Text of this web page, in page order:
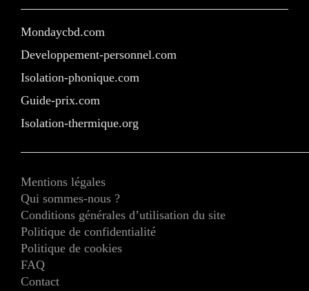
Mondaycbd.com
Developpement-personnel.com
Isolation-phonique.com
Guide-prix.com
Isolation-thermique.org
Mentions légales
Qui sommes-nous ?
Conditions générales d’utilisation du site
Politique de confidentialité
Politique de cookies
FAQ
Contact